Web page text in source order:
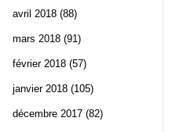
avril 2018 (88)
mars 2018 (91)
février 2018 (57)
janvier 2018 (105)
décembre 2017 (82)